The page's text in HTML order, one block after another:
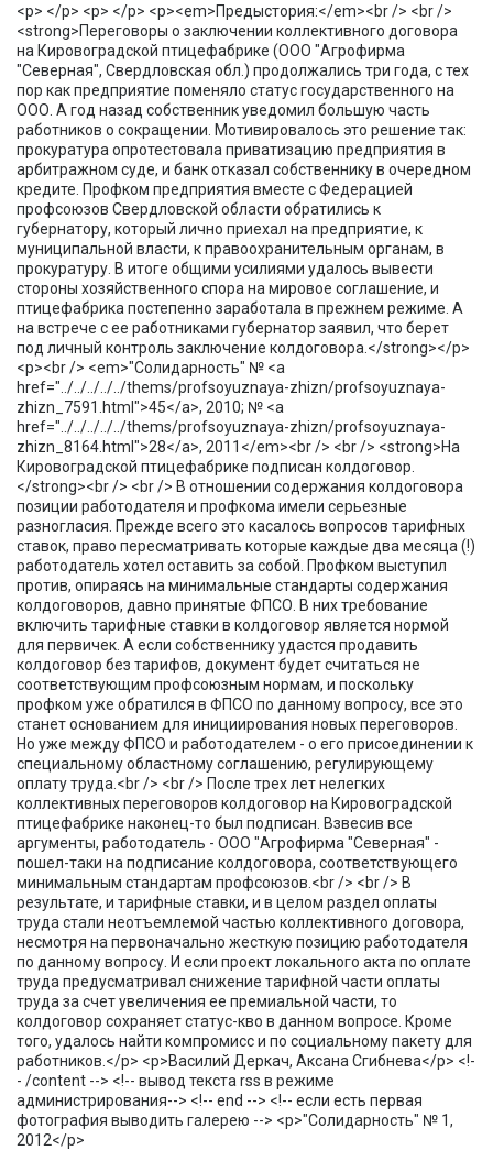
<p> </p> <p> </p> <p><em>Предыстория:</em><br /> <br />
<strong>Переговоры о заключении коллективного договора
на Кировоградской птицефабрике (ООО "Агрофирма
"Северная", Свердловская обл.) продолжались три года, с тех
пор как предприятие поменяло статус государственного на
ООО. А год назад собственник уведомил большую часть
работников о сокращении. Мотивировалось это решение так:
прокуратура опротестовала приватизацию предприятия в
арбитражном суде, и банк отказал собственнику в очередном
кредите. Профком предприятия вместе с Федерацией
профсоюзов Свердловской области обратились к
губернатору, который лично приехал на предприятие, к
муниципальной власти, к правоохранительным органам, в
прокуратуру. В итоге общими усилиями удалось вывести
стороны хозяйственного спора на мировое соглашение, и
птицефабрика постепенно заработала в прежнем режиме. А
на встрече с ее работниками губернатор заявил, что берет
под личный контроль заключение колдоговора.</strong></p>
<p><br /> <em>"Солидарность" № <a
href="../../../../../thems/profsoyuznaya-zhizn/profsoyuznaya-
zhizn_7591.html">45</a>, 2010; № <a
href="../../../../../thems/profsoyuznaya-zhizn/profsoyuznaya-
zhizn_8164.html">28</a>, 2011</em><br /> <br /> <strong>На
Кировоградской птицефабрике подписан колдоговор.
</strong><br /> <br /> В отношении содержания колдоговора
позиции работодателя и профкома имели серьезные
разногласия. Прежде всего это касалось вопросов тарифных
ставок, право пересматривать которые каждые два месяца (!)
работодатель хотел оставить за собой. Профком выступил
против, опираясь на минимальные стандарты содержания
колдоговоров, давно принятые ФПСО. В них требование
включить тарифные ставки в колдоговор является нормой
для первичек. А если собственнику удастся продавить
колдоговор без тарифов, документ будет считаться не
соответствующим профсоюзным нормам, и поскольку
профком уже обратился в ФПСО по данному вопросу, все это
станет основанием для инициирования новых переговоров.
Но уже между ФПСО и работодателем - о его присоединении к
специальному областному соглашению, регулирующему
оплату труда.<br /> <br /> После трех лет нелегких
коллективных переговоров колдоговор на Кировоградской
птицефабрике наконец-то был подписан. Взвесив все
аргументы, работодатель - ООО "Агрофирма "Северная" -
пошел-таки на подписание колдоговора, соответствующего
минимальным стандартам профсоюзов.<br /> <br /> В
результате, и тарифные ставки, и в целом раздел оплаты
труда стали неотъемлемой частью коллективного договора,
несмотря на первоначально жесткую позицию работодателя
по данному вопросу. И если проект локального акта по оплате
труда предусматривал снижение тарифной части оплаты
труда за счет увеличения ее премиальной части, то
колдоговор сохраняет статус-кво в данном вопросе. Кроме
того, удалось найти компромисс и по социальному пакету для
работников.</p> <p>Василий Деркач, Аксана Сгибнева</p> <!-
- /content --> <!-- вывод текста rss в режиме
администрирования--> <!-- end --> <!-- если есть первая
фотография выводить галерею --> <p>"Солидарность" № 1,
2012</p>